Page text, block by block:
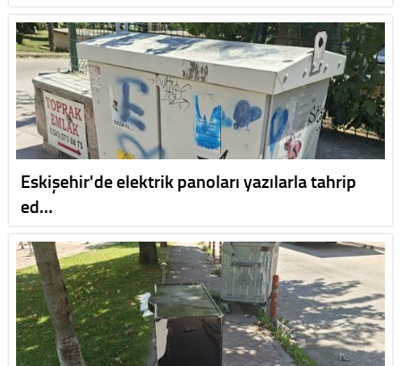
Eskişehir'de elektrik panoları yazılarla tahrip
ed…